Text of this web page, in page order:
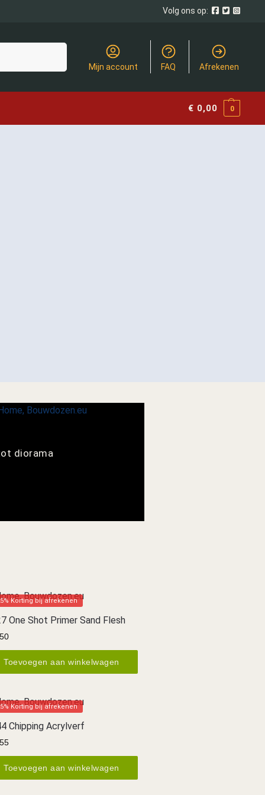
Volg ons op:
Mijn account FAQ Afrekenen
€ 0,00 0
diorama
Korting bij afrekenen
One Shot Primer Sand Flesh
Toevoegen aan winkelwagen
Korting bij afrekenen
Chipping Acrylverf
Toevoegen aan winkelwagen